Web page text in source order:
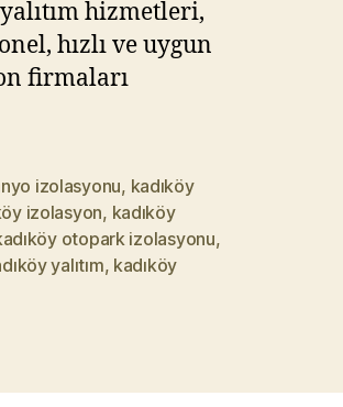
hizmetleri,
hızlı ve uygun
firmaları
izolasyonu, kadıköy
izolasyon, kadıköy
otopark izolasyonu,
yalıtım, kadıköy